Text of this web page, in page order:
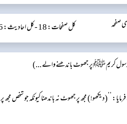
کل صفحات: 18 - کل احادیث: 176
کریمﷺپر جھوٹ باندھنے والے ...)
مجھ پر جھوٹ نہ باندھنا کیونکہ جو شخص مجھ پر